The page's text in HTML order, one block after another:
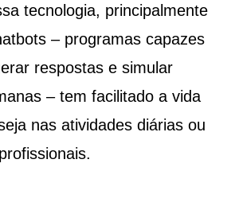
tecnologia, principalmente
– programas capazes
respostas e simular
– tem facilitado a vida
nas atividades diárias ou